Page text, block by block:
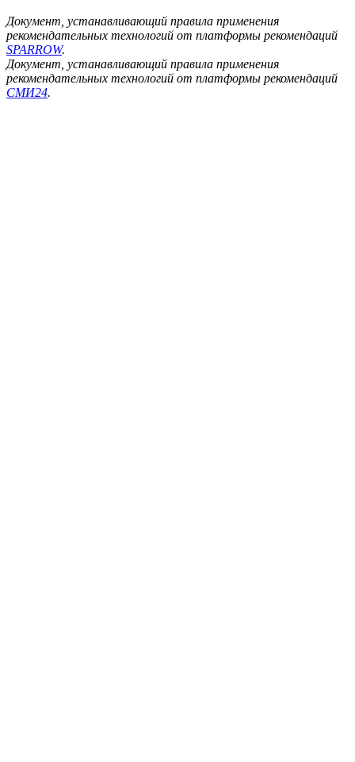
Документ, устанавливающий правила применения
рекомендательных технологий от платформы рекомендаций
SPARROW.
Документ, устанавливающий правила применения
рекомендательных технологий от платформы рекомендаций
СМИ24.